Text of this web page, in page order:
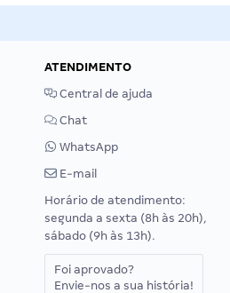
ATENDIMENTO
Central de ajuda
Chat
WhatsApp
E-mail
Horário de atendimento:
segunda a sexta (8h às 20h),
sábado (9h às 13h).
Foi aprovado?
Envie-nos a sua história!